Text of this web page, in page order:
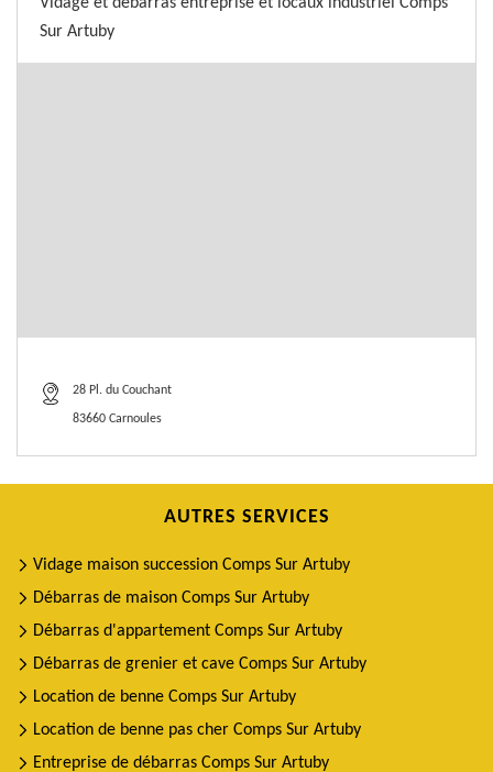
Sur Artuby
28 Pl. du Couchant
83660 Carnoules
AUTRES SERVICES
Vidage maison succession Comps Sur Artuby
Débarras de maison Comps Sur Artuby
Débarras d'appartement Comps Sur Artuby
Débarras de grenier et cave Comps Sur Artuby
Location de benne Comps Sur Artuby
Location de benne pas cher Comps Sur Artuby
Entreprise de débarras Comps Sur Artuby